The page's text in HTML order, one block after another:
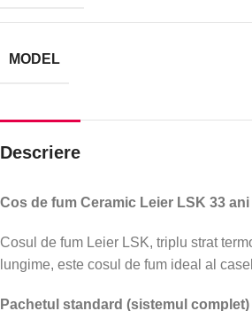
MODEL
Descriere
Cos de fum Ceramic Leier LSK 33
Cosul de fum Leier LSK, triplu strat
lungime, este cosul de fum ideal al
Pachetul standard (sistemul